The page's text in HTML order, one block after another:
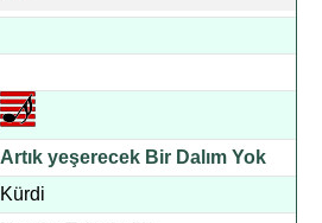
Artık yeşerecek Bir Dalım Yok
Kürdi